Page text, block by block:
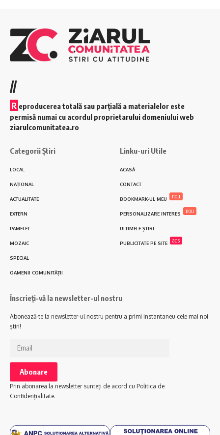
//
R eproducerea totală sau parțială a materialelor este
permisă numai cu acordul proprietarului domeniului web
ziarulcomunitatea.ro
Categorii Știri
LOCAL
NAȚIONAL
ACTUALITATE
EXTERN
PAMFLET
MOZAIC
SPECIAL
OAMENII COMUNITĂȚII
Linku-uri Utile
ACASĂ
CONTACT
BOOKMARK-UL MEU nou
PERSONALIZARE INTERES nou
ULTIMELE ȘTIRI
PUBLICITATE PE SITE ads
Înscrieți-vă la newsletter-ul nostru
Abonează-te la newsletter-ul nostru pentru a primi instantaneu cele mai noi
știri!
Prin abonarea la newsletter sunteți de acord cu Politica de
Confidențialitate.